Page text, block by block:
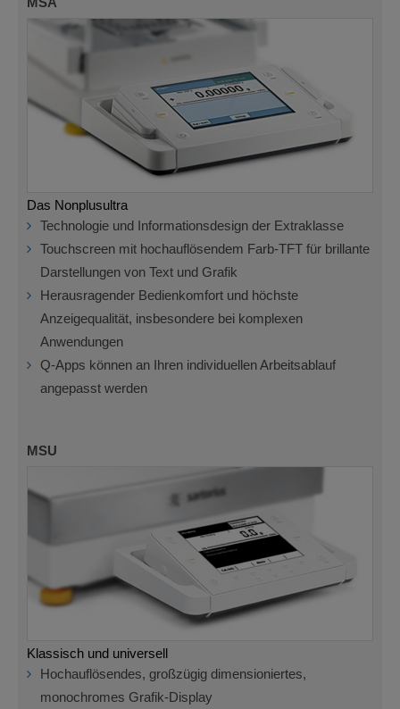
Das Nonplusultra
Technologie und Informationsdesign der Extraklasse
Touchscreen mit hochauflösendem Farb-TFT für brillante
Darstellungen von Text und Grafik
Herausragender Bedienkomfort und höchste
Anzeigequalität, insbesondere bei komplexen
Anwendungen
Q-Apps können an Ihren individuellen Arbeitsablauf
angepasst werden
MSU
Klassisch und universell
Hochauflösendes, großzügig dimensioniertes,
monochromes Grafik-Display